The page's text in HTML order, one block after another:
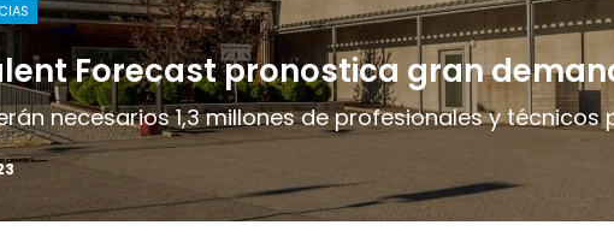
Forecast pronostica gran
necesarios 1,3 millones de profesionales y técnicos